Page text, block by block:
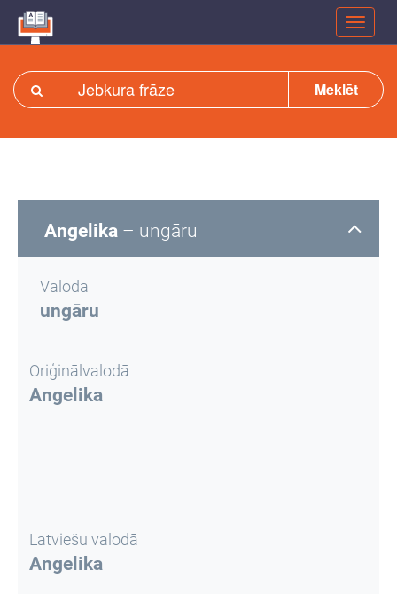
Meklēt
Angelika – ungāru
Valoda
ungāru
Oriģinālvalodā
Angelika
Latviešu valodā
Angelika